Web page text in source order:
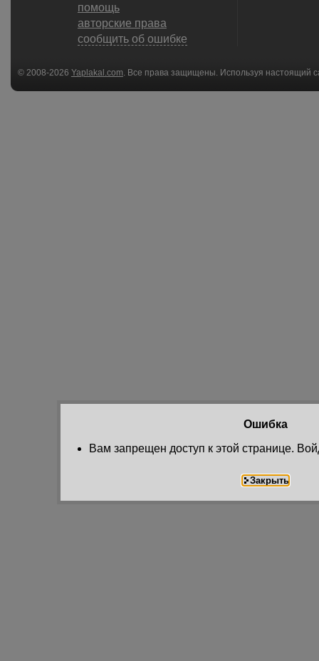
помощь
авторские права
сообщить об ошибке
© 2008-2026 Yaplakal.com . Все права защищены. Используя настоящий
соглашения.
Ошибка
Вам запрещен доступ к этой странице.